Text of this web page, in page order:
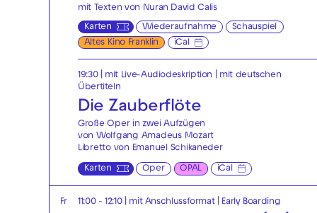
mit Texten von Nuran David Calis
Karten Wiederaufnahme
Schauspiel
Altes Kino Franklin
iCal
19:30| mit Live-Audiodeskription
mit deutschen
Übertiteln
Die Zauberflöte
Große Oper in zwei Aufzügen
von Wolfgang Amadeus Mozart
Libretto von Emanuel Schikaneder
Karten Oper OPAL iCal
Fr 11:00 - 12:10 | mit Anschlussformat| Early Boarding